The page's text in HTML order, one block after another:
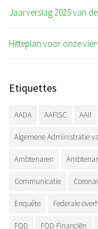
Jaarverslag 2025 van
Hitteplan voor onze
Etiquettes
AADA AAFISC AAII
Algemene Administratie
Ambtenaren
Communicatie
Enquête Federale
FOD FOD Financiën